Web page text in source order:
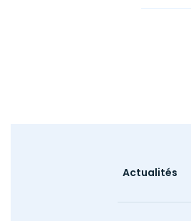
Footer
Actualités